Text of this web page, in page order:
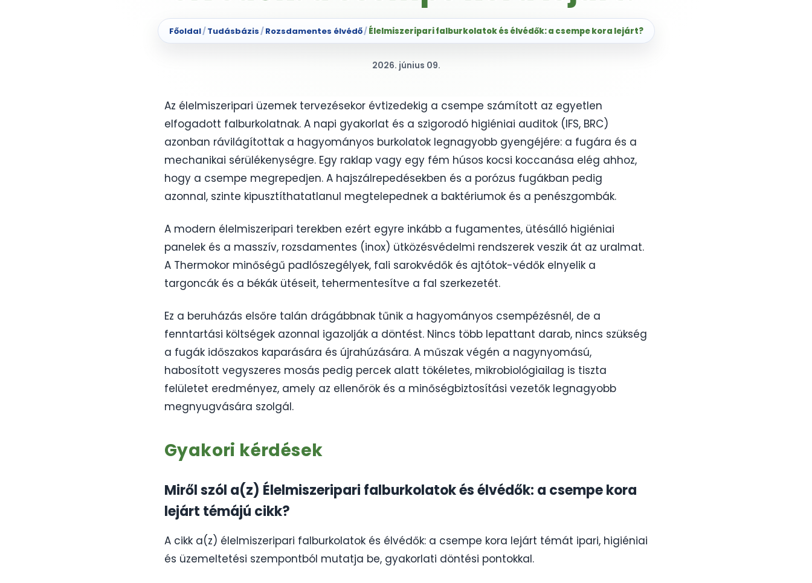
Főoldal/Tudásbázis/Rozsdamentes élvédő/Élelmiszeripari falburkolatok és élvédők: a csempe kora lejárt?
2026. június 09.
Az élelmiszeripari üzemek tervezésekor évtizedekig a csempe számított az egyetlen
elfogadott falburkolatnak. A napi gyakorlat és a szigorodó higiéniai auditok (IFS, BRC)
azonban rávilágítottak a hagyományos burkolatok legnagyobb gyengéjére: a fugára és a
mechanikai sérülékenységre. Egy raklap vagy egy fém húsos kocsi koccanása elég ahhoz,
hogy a csempe megrepedjen. A hajszálrepedésekben és a porózus fugákban pedig
azonnal, szinte kipusztíthatatlanul megtelepednek a baktériumok és a penészgombák.
A modern élelmiszeripari terekben ezért egyre inkább a fugamentes, ütésálló higiéniai
panelek és a masszív, rozsdamentes (inox) ütközésvédelmi rendszerek veszik át az uralmat.
A Thermokor minőségű padlószegélyek, fali sarokvédők és ajtótok-védők elnyelik a
targoncák és a békák ütéseit, tehermentesítve a fal szerkezetét.
Ez a beruházás elsőre talán drágábbnak tűnik a hagyományos csempézésnél, de a
fenntartási költségek azonnal igazolják a döntést. Nincs több lepattant darab, nincs szükség
a fugák időszakos kaparására és újrahúzására. A műszak végén a nagynyomású,
habosított vegyszeres mosás pedig percek alatt tökéletes, mikrobiológiailag is tiszta
felületet eredményez, amely az ellenőrök és a minőségbiztosítási vezetők legnagyobb
megnyugvására szolgál.
Gyakori kérdések
Miről szól a(z) Élelmiszeripari falburkolatok és élvédők: a csempe kora
lejárt témájú cikk?
A cikk a(z) élelmiszeripari falburkolatok és élvédők: a csempe kora lejárt témát ipari, higiéniai
és üzemeltetési szempontból mutatja be, gyakorlati döntési pontokkal.